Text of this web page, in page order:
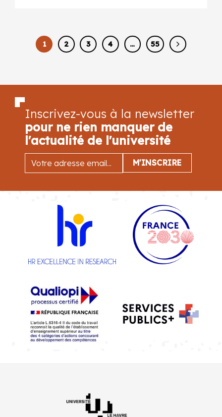
1 2 3 4 … 55
Inscrivez-vous à la newsletter
pour ne rien manquer de
l'actualité de l'université